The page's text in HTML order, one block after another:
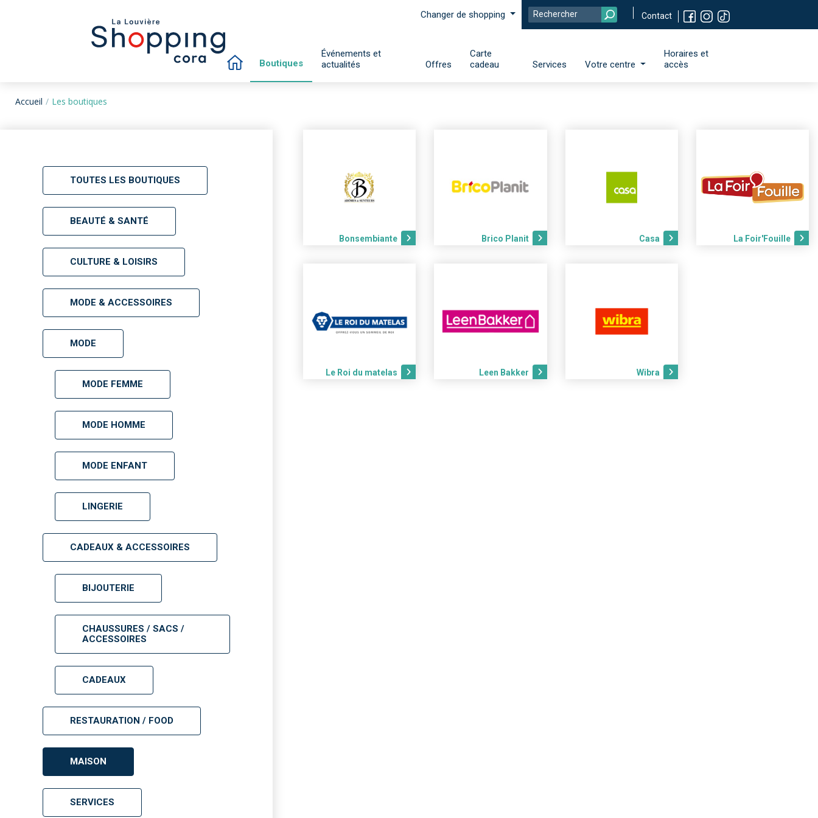
Changer de shopping Contact
Boutiques
Événements et
actualités
Offres
Carte
cadeau
Services Votre centre
Horaires et
accès
Accueil Les boutiques
TOUTES LES BOUTIQUES
BEAUTÉ & SANTÉ
CULTURE & LOISIRS
MODE & ACCESSOIRES
MODE
MODE FEMME
MODE HOMME
MODE ENFANT
LINGERIE
CADEAUX & ACCESSOIRES
BIJOUTERIE
CHAUSSURES / SACS /
ACCESSOIRES
CADEAUX
RESTAURATION / FOOD
MAISON
SERVICES
Bonsembiante Brico Planit Casa La Foir'Fouille
Le Roi du matelas Leen Bakker Wibra